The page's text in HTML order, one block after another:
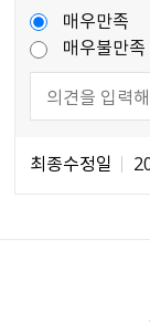
매우만족
매우불만족
최종수정일